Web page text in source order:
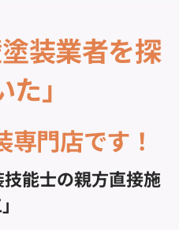
塗装業者を探
」
専門店です！
技能士の親方直接施